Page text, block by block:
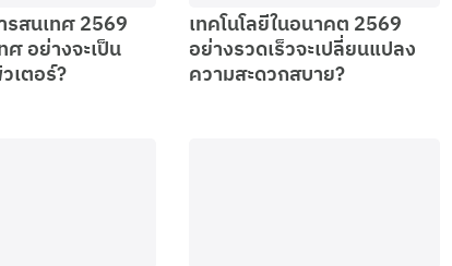
รสนเทศ 2569
อย่างจะเป็น
เตอร์?
เทคโนโลยีในอนาคต 2569
อย่างรวดเร็วจะเปลี่ยนแปลง
ความสะดวกสบาย?